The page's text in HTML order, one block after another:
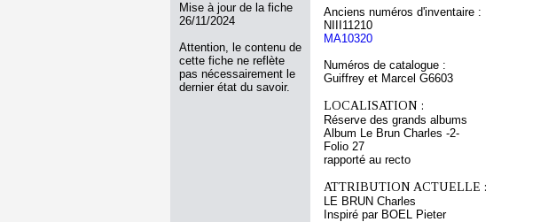
Mise à jour de la fiche
26/11/2024
Attention, le contenu de
cette fiche ne reflète
pas nécessairement le
dernier état du savoir.
Anciens numéros d'inventaire :
NIII11210
MA10320
Numéros de catalogue :
Guiffrey et Marcel G6603
LOCALISATION :
Réserve des grands albums
Album Le Brun Charles -2-
Folio 27
rapporté au recto
ATTRIBUTION ACTUELLE :
LE BRUN Charles
Inspiré par BOEL Pieter